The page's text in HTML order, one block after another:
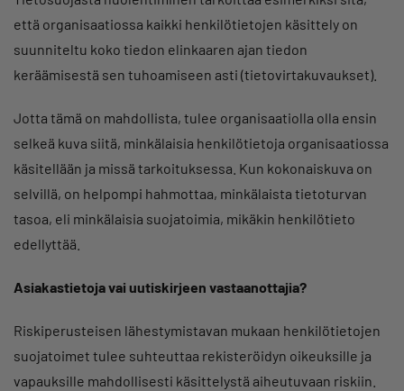
että organisaatiossa kaikki henkilötietojen käsittely on
suunniteltu koko tiedon elinkaaren ajan tiedon
keräämisestä sen tuhoamiseen asti (tietovirtakuvaukset).
Jotta tämä on mahdollista, tulee organisaatiolla olla ensin
selkeä kuva siitä, minkälaisia henkilötietoja organisaatiossa
käsitellään ja missä tarkoituksessa. Kun kokonaiskuva on
selvillä, on helpompi hahmottaa, minkälaista tietoturvan
tasoa, eli minkälaisia suojatoimia, mikäkin henkilötieto
edellyttää.
Asiakastietoja vai uutiskirjeen vastaanottajia?
Riskiperusteisen lähestymistavan mukaan henkilötietojen
suojatoimet tulee suhteuttaa rekisteröidyn oikeuksille ja
vapauksille mahdollisesti käsittelystä aiheutuvaan riskiin.